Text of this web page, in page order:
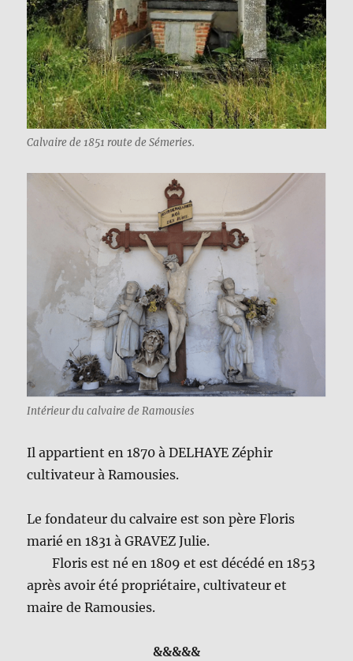
Calvaire de 1851 route de Sémeries.
Intérieur du calvaire de Ramousies
Il appartient en 1870 à DELHAYE Zéphir
cultivateur à Ramousies.
Le fondateur du calvaire est son père Floris
marié en 1831 à GRAVEZ Julie.
Floris est né en 1809 et est décédé en 1853
après avoir été propriétaire, cultivateur et
maire de Ramousies.
&&&&&